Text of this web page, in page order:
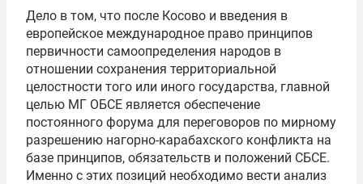
Дело в том, что после Косово и введения в
европейское международное право принципов
первичности самоопределения народов в
отношении сохранения территориальной
целостности того или иного государства, главной
целью МГ ОБСЕ является обеспечение
постоянного форума для переговоров по мирному
разрешению нагорно-карабахского конфликта на
базе принципов, обязательств и положений CБСЕ.
Именно с этих позиций необходимо вести анализ